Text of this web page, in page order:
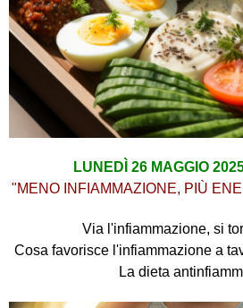
LUNEDÌ 26 MAGGIO
"MENO INFIAMMAZIONE, PIÙ
Via l'infiammazione, si
Cosa favorisce l'infiammazione a
La dieta